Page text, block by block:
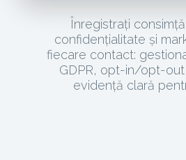
Înregistrați
confidențialitate și
fiecare contact:
GDPR, opt-in/opt-
evidență clară